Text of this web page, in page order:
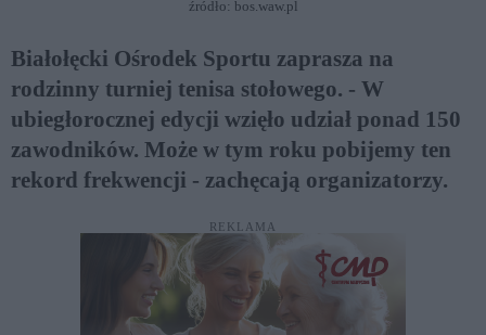
źródło: bos.waw.pl
Białołęcki Ośrodek Sportu zaprasza na
rodzinny turniej tenisa stołowego. - W
ubiegłorocznej edycji wzięło udział ponad 150
zawodników. Może w tym roku pobijemy ten
rekord frekwencji - zachęcają organizatorzy.
REKLAMA